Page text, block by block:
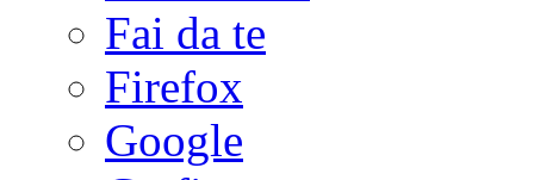
Fai da te
Firefox
Google